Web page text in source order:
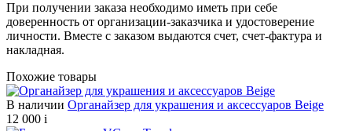
При получении заказа необходимо иметь при себе
доверенность от организации-заказчика и удостоверение
личности. Вместе с заказом выдаются счет, счет-фактура и
накладная.
Похожие товары
В наличии Органайзер для украшения и аксессуаров Beige
12 000 i